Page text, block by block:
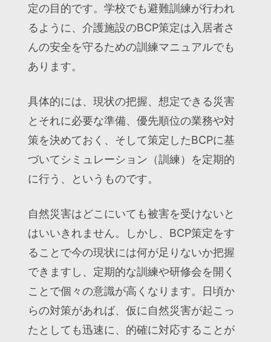
定の目的です。学校でも避難訓練が行われ
るように、介護施設のBCP策定は入居者さ
んの安全を守るための訓練マニュアルでも
あります。
具体的には、現状の把握、想定できる災害
とそれに必要な準備、優先順位の業務や対
策を決めておく、そして策定したBCPに基
づいてシミュレーション（訓練）を定期的
に行う、というものです。
自然災害はどこにいても被害を受けないと
はいいきれません。しかし、BCP策定をす
ることで今の現状には何が足りないか把握
できますし、定期的な訓練や研修会を開く
ことで個々の意識が高くなります。日頃か
らの対策があれば、仮に自然災害が起こっ
たとしても迅速に、的確に対応することが